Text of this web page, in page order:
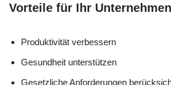
Vorteile für Ihr Unternehmen
Produktivität verbessern
Gesundheit unterstützen
Gesetzliche Anforderungen